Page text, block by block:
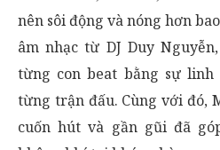
nên sôi động và nóng hơn
âm nhạc từ DJ Duy
từng con beat bằng sự linh
từng trận đấu. Cùng với đó,
cuốn hút và gần gũi đã